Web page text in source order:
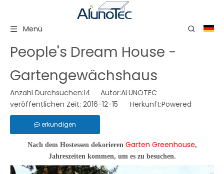
Menü
People's Dream House -
Gartengewächshaus
Anzahl Durchsuchen:14 Autor:ALUNOTEC
veröffentlichen Zeit: 2016-12-15 Herkunft:Powered
erkundigen
Nach dem Hostessen dekorieren Garten Greenhouse,
Jahreszeiten kommen, um es zu besuchen.